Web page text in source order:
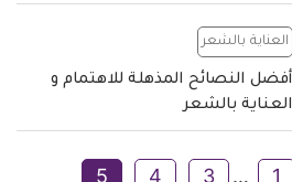
العناية بالشعر
أفضل النصائح المذهلة للاهتمام و
العناية بالشعر